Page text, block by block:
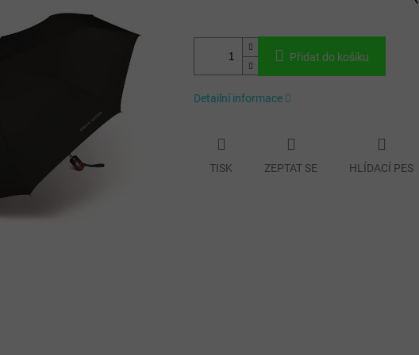
Přidat do košíku
Detailní informace
TISK ZEPTAT SE HLÍDACÍ PES